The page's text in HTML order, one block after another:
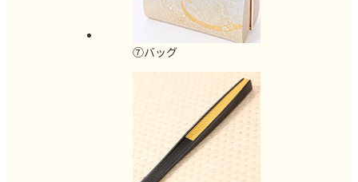
⑦バッグ